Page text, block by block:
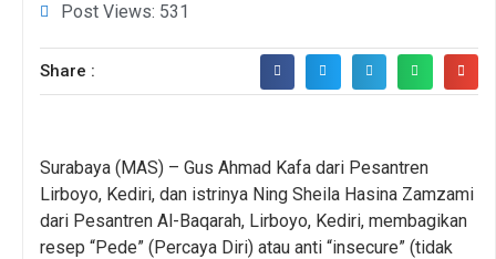
Post Views: 531
Share :
Surabaya (MAS) – Gus Ahmad Kafa dari Pesantren
Lirboyo, Kediri, dan istrinya Ning Sheila Hasina Zamzami
dari Pesantren Al-Baqarah, Lirboyo, Kediri, membagikan
resep “Pede” (Percaya Diri) atau anti “insecure” (tidak